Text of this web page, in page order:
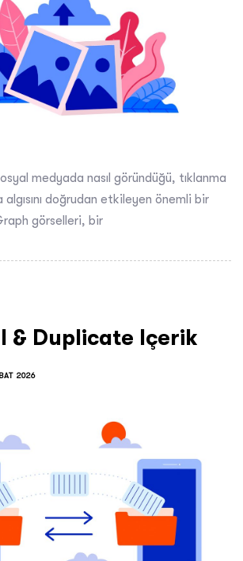
medyada nasıl göründüğü, tıklanma
algısını doğrudan etkileyen önemli bir
görselleri, bir
& Duplicate Içerik
2026